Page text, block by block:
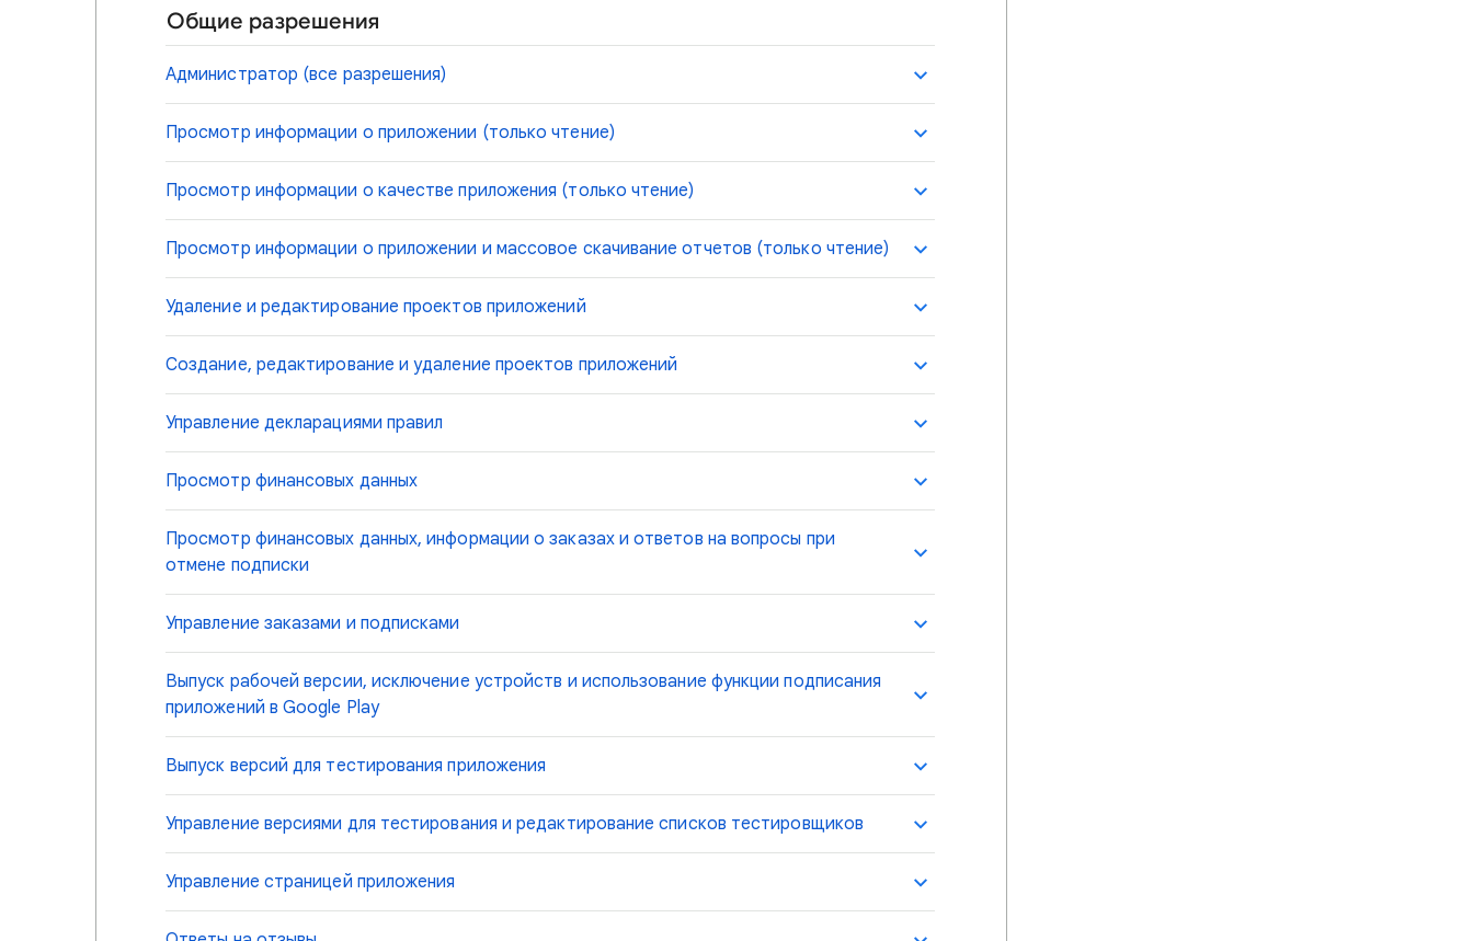
Общие разрешения
Администратор (все разрешения)
Просмотр информации о приложении (только чтение)
Просмотр информации о качестве приложения (только чтение)
Просмотр информации о приложении и массовое скачивание отчетов (только чтение)
Удаление и редактирование проектов приложений
Создание, редактирование и удаление проектов приложений
Управление декларациями правил
Просмотр финансовых данных
Просмотр финансовых данных, информации о заказах и ответов на вопросы при
отмене подписки
Управление заказами и подписками
Выпуск рабочей версии, исключение устройств и использование функции подписания
приложений в Google Play
Выпуск версий для тестирования приложения
Управление версиями для тестирования и редактирование списков тестировщиков
Управление страницей приложения